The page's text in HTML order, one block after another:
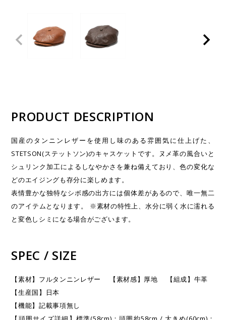
PRODUCT DESCRIPTION
国産のタンニンレザーを使用し味のある雰囲気に仕上げた、
STETSON(ステットソン)のキャスケットです。ヌメ革の風合いと
シュリンク加工によるしなやかさを兼ね備えており、色の変化な
どのエイジングも存分に楽しめます。
表情豊かな独特なシボ感の出方には個体差があるので、唯一無二
のアイテムとなります。 ※素材の特性上、水分に弱く水に濡れる
と変色しシミになる場合がございます。
SPEC / SIZE
【素材】フルタンニンレザー 【素材感】厚地 【組成】牛革
【生産国】日本
【機能】記載事項無し